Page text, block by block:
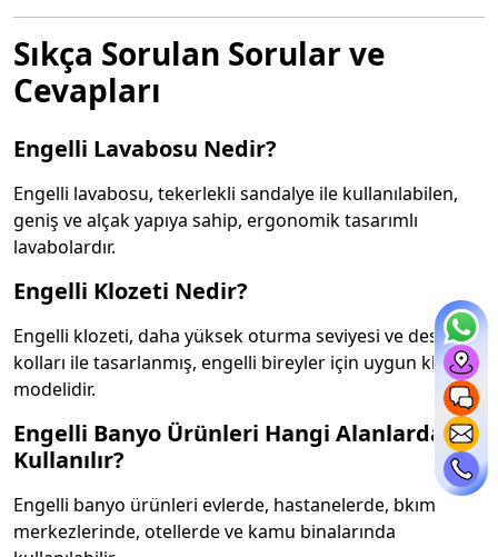
Sıkça Sorulan Sorular ve
Cevapları
Engelli Lavabosu Nedir?
Engelli lavabosu, tekerlekli sandalye ile kullanılabilen,
geniş ve alçak yapıya sahip, ergonomik tasarımlı
lavabolardır.
Engelli Klozeti Nedir?
Engelli klozeti, daha yüksek oturma seviyesi ve destek
kolları ile tasarlanmış, engelli bireyler için uygun klozet
modelidir.
Engelli Banyo Ürünleri Hangi Alanlarda
Kullanılır?
Engelli banyo ürünleri evlerde, hastanelerde, bkım
merkezlerinde, otellerde ve kamu binalarında